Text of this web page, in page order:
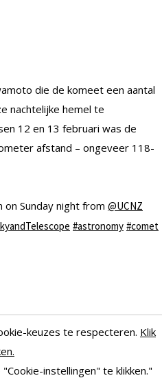
die de komeet een aantal
nachtelijke hemel te
12 en 13 februari was de
afstand – ongeveer 118-
Sunday night from @UCNZ
#astronomy #comet
keuzes te respecteren. Klik
instellingen" te klikken."